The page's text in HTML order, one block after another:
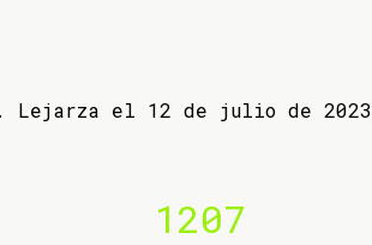
Lejarza el 12 de julio de 2023
1207